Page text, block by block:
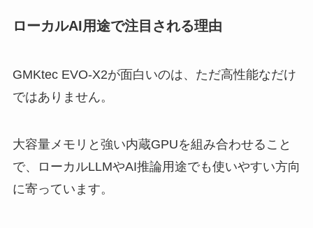
ローカルAI用途で注目される理由
GMKtec EVO-X2が面白いのは、ただ高性能なだけ
ではありません。
大容量メモリと強い内蔵GPUを組み合わせること
で、ローカルLLMやAI推論用途でも使いやすい方向
に寄っています。